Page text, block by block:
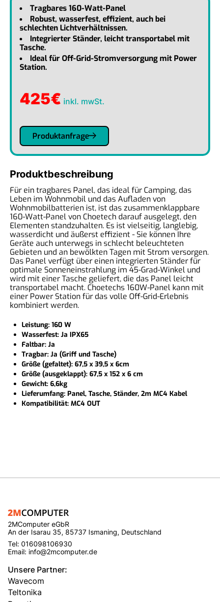
Tragbares 160-Watt-Panel
Robust, wasserfest, effizient, auch bei
schlechten Lichtverhältnissen.
Integrierter Ständer, leicht transportabel mit
Tasche.
Ideal für Off-Grid-Stromversorgung mit Power
Station.
425€ inkl. mwSt.
Produktanfrage
Produktbeschreibung
Für ein tragbares Panel, das ideal für Camping, das
Leben im Wohnmobil und das Aufladen von
Wohnmobilbatterien ist, ist das zusammenklappbare
160-Watt-Panel von Choetech darauf ausgelegt, den
Elementen standzuhalten. Es ist vielseitig, langlebig,
wasserdicht und äußerst effizient - Sie können Ihre
Geräte auch unterwegs in schlecht beleuchteten
Gebieten und an bewölkten Tagen mit Strom versorgen.
Das Panel verfügt über einen integrierten Ständer für
optimale Sonneneinstrahlung im 45-Grad-Winkel und
wird mit einer Tasche geliefert, die das Panel leicht
transportabel macht. Choetechs 160W-Panel kann mit
einer Power Station für das volle Off-Grid-Erlebnis
kombiniert werden.
Leistung: 160 W
Wasserfest: Ja IPX65
Faltbar: Ja
Tragbar: Ja (Griff und Tasche)
Größe (gefaltet): 67,5 x 39,5 x 6cm
Größe (ausgeklappt): 67,5 x 152 x 6 cm
Gewicht: 6,6kg
Lieferumfang: Panel, Tasche, Ständer, 2m MC4 Kabel
Kompatibilität: MC4 OUT
2MComputer eGbR
An der Isarau 35, 85737 Ismaning, Deutschland
Tel: 016098106930
Email: info@2mcomputer.de
Unsere Partner:
Wavecom
Teltonika